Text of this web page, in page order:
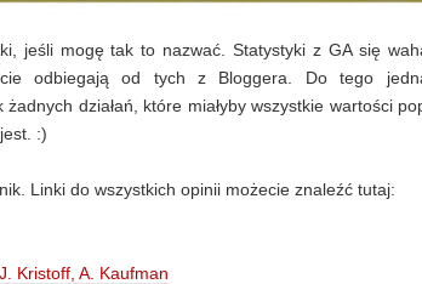
jeśli mogę tak to nazwać. Statystyki z GA się
odbiegają od tych z Bloggera. Do tego
działań, które miałyby wszystkie wartości
:)
Linki do wszystkich opinii możecie znaleźć tutaj:
Kristoff, A. Kaufman